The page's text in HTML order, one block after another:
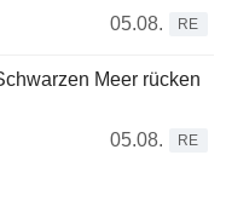
05.08.
RE
Meer rücken
05.08.
RE